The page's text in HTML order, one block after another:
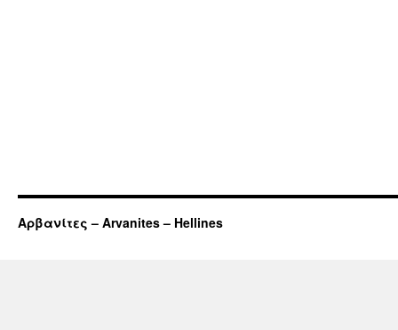
Αρβανίτες – Arvanites – Hellines